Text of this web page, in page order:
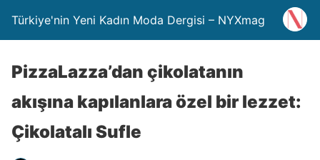
Türkiye'nin Yeni Kadın Moda Dergisi – NYXmag
PizzaLazza’dan çikolatanın
akışına kapılanlara özel bir lezzet:
Çikolatalı Sufle